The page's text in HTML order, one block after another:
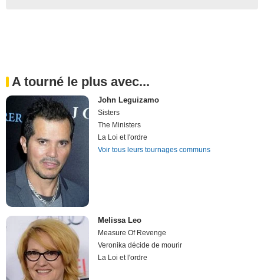
A tourné le plus avec...
John Leguizamo
Sisters
The Ministers
La Loi et l'ordre
Voir tous leurs tournages communs
Melissa Leo
Measure Of Revenge
Veronika décide de mourir
La Loi et l'ordre